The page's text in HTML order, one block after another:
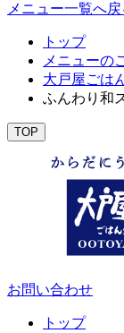
メニュー一覧へ戻
トップ
メニューの
大戸屋ごは
ふんわり和
TOP
お問い合わせ
トップ